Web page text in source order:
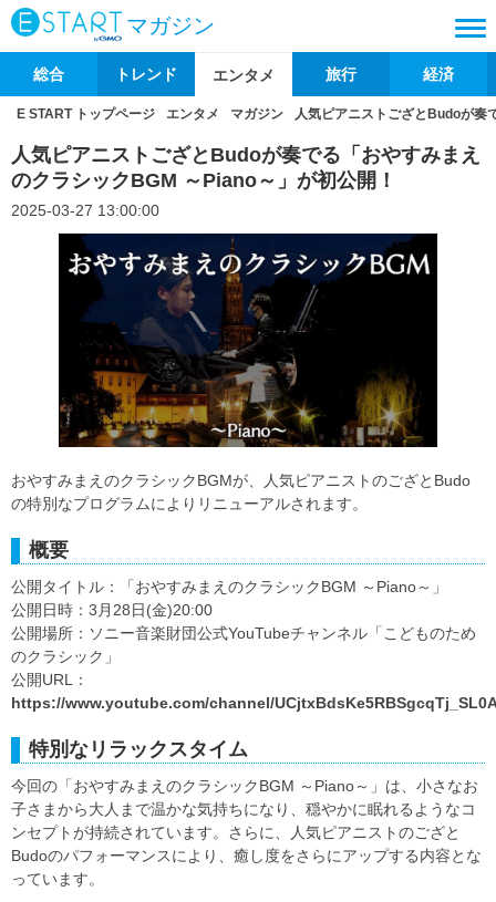
マガジン
総合 トレンド エンタメ 旅行 経済
E START トップページ エンタメ マガジン 人気ピアニストござとBudoが奏
人気ピアニストござとBudoが奏でる「おやすみまえ
のクラシックBGM ～Piano～」が初公開！
2025-03-27 13:00:00
おやすみまえのクラシックBGMが、人気ピアニストのござとBudo
の特別なプログラムによりリニューアルされます。
概要
公開タイトル：「おやすみまえのクラシックBGM ～Piano～」
公開日時：3月28日(金)20:00
公開場所：ソニー音楽財団公式YouTubeチャンネル「こどものため
のクラシック」
公開URL：
https://www.youtube.com/channel/
特別なリラックスタイム
今回の「おやすみまえのクラシックBGM ～Piano～」は、小さなお
子さまから大人まで温かな気持ちになり、穏やかに眠れるようなコ
ンセプトが持続されています。さらに、人気ピアニストのござと
Budoのパフォーマンスにより、癒し度をさらにアップする内容とな
っています。